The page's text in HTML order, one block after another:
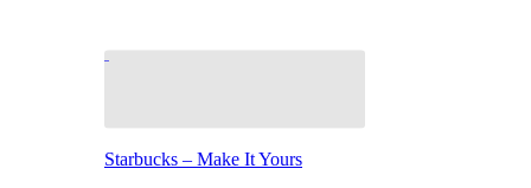
Starbucks – Make It Yours